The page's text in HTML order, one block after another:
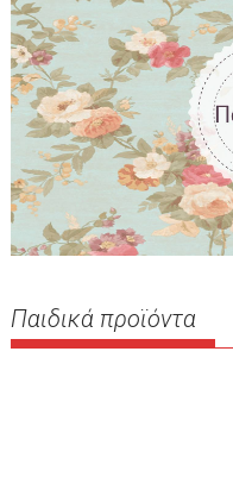
Παιδικά προϊόντα